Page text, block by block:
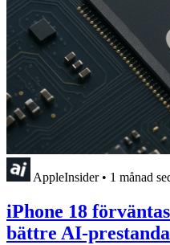
AppleInsider • 1 månad
iPhone 18
bättre AI-